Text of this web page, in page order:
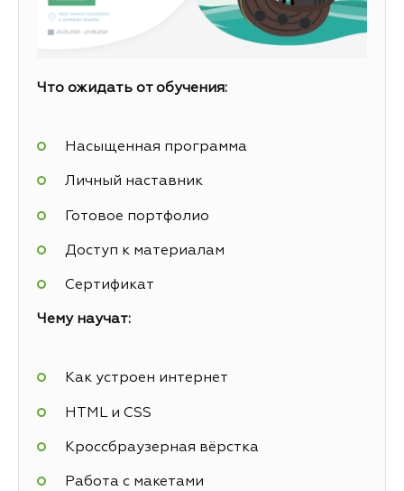
Что ожидать от обучения:
Насыщенная программа
Личный наставник
Готовое портфолио
Доступ к материалам
Сертификат
Чему научат:
Как устроен интернет
HTML и CSS
Кроссбраузерная вёрстка
Работа с макетами